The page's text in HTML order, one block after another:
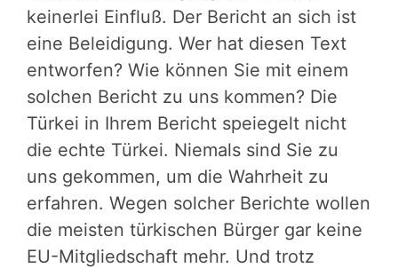
keinerlei Einfluß. Der Bericht an sich ist
eine Beleidigung. Wer hat diesen Text
entworfen? Wie können Sie mit einem
solchen Bericht zu uns kommen? Die
Türkei in Ihrem Bericht speiegelt nicht
die echte Türkei. Niemals sind Sie zu
uns gekommen, um die Wahrheit zu
erfahren. Wegen solcher Berichte wollen
die meisten türkischen Bürger gar keine
EU-Mitgliedschaft mehr. Und trotz